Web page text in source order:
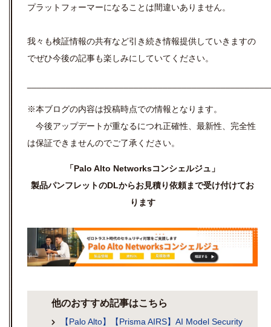
プラットフォーマーになることは間違いありません。
我々も検証情報の共有など引き続き情報提供していきますの
でぜひ今後の記事も楽しみにしていてください。
※本ブログの内容は投稿時点での情報となります。
今後アップデートが重なるにつれ正確性、最新性、完全性
は保証できませんのでご了承ください。
「Palo Alto Networksコンシェルジュ」
製品パンフレットのDLからお見積り依頼まで受け付けてお
ります
他のおすすめ記事はこちら
【Palo Alto】【Prisma AIRS】AI Model Security